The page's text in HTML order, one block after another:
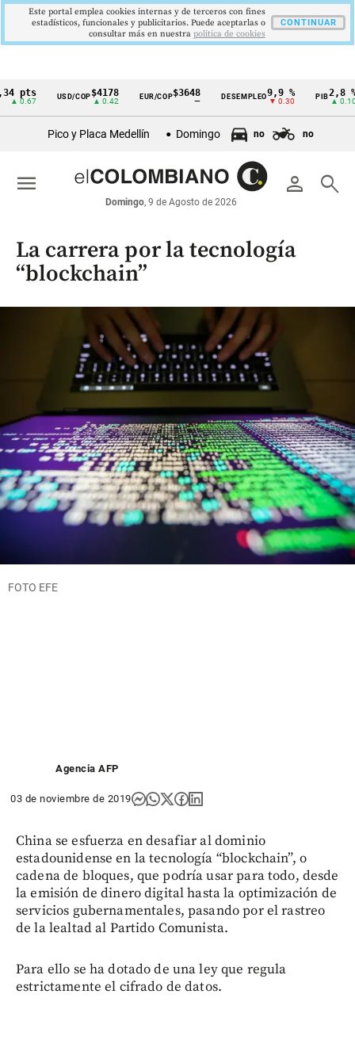
Cintillo
económicos
Colombia
USD/COP$4178
▲ 0.42
EUR/COP$3648
—
DESEMPLEO9,9 %
▼ 0.30
PIB 2,8 %
▲ 0.10
Pico y Placa Medellín Domingo no no
person search
Domingo, 9 de Agosto de 2026
menu
La carrera por la tecnología
“blockchain”
FOTO EFE
Agencia AFP
03 de noviembre de 2019
China se esfuerza en desafiar al dominio
estadounidense en la tecnología “blockchain”, o
cadena de bloques, que podría usar para todo, desde
la emisión de dinero digital hasta la optimización de
servicios gubernamentales, pasando por el rastreo
de la lealtad al Partido Comunista.
Para ello se ha dotado de una ley que regula
estrictamente el cifrado de datos.
Este portal emplea cookies internas y de terceros con fines
estadísticos, funcionales y publicitarios. Puede aceptarlas o
consultar más en nuestra politica de cookies
CONTINUAR